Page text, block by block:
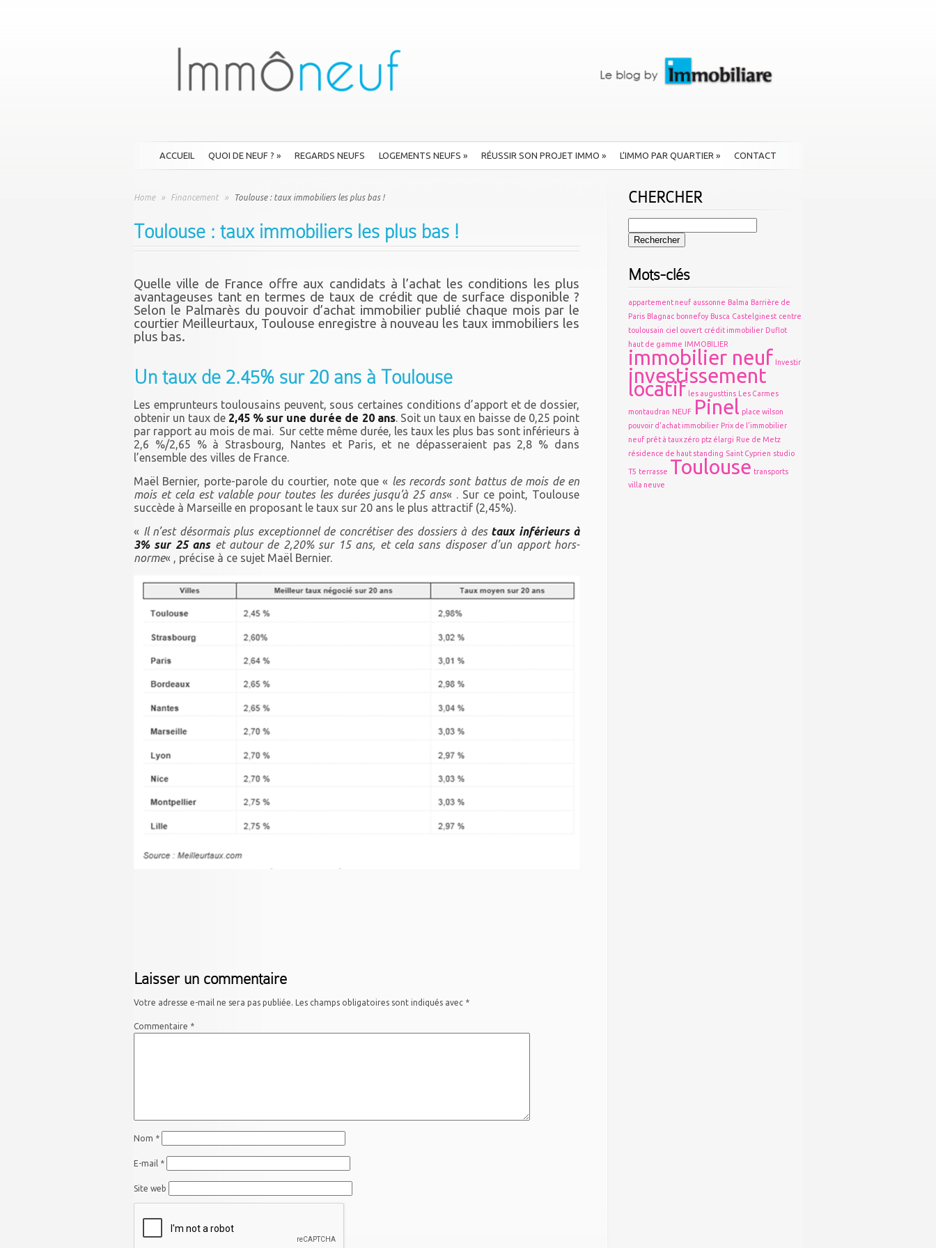
ACCUEIL QUOI DE NEUF ? » REGARDS NEUFS LOGEMENTS NEUFS » RÉUSSIR SON PROJET IMMO » L’IMMO PAR QUARTIER » CONTACT
Home » Financement » Toulouse : taux immobiliers les plus bas !
Toulouse : taux immobiliers les plus bas !
Quelle ville de France offre aux candidats à l’achat les conditions les plus
avantageuses tant en termes de taux de crédit que de surface disponible ?
Selon le Palmarès du pouvoir d’achat immobilier publié chaque mois par le
courtier Meilleurtaux, Toulouse enregistre à nouveau les taux immobiliers les
plus bas.
Un taux de 2.45% sur 20 ans à Toulouse
Les emprunteurs toulousains peuvent, sous certaines conditions d’apport et de dossier,
obtenir un taux de 2,45 % sur une durée de 20 ans. Soit un taux en baisse de 0,25 point
par rapport au mois de mai. Sur cette même durée, les taux les plus bas sont inférieurs à
2,6 %/2,65 % à Strasbourg, Nantes et Paris, et ne dépasseraient pas 2,8 % dans
l’ensemble des villes de France.
Maël Bernier, porte-parole du courtier, note que « les records sont battus de mois de en
mois et cela est valable pour toutes les durées jusqu’à 25 ans« . Sur ce point, Toulouse
succède à Marseille en proposant le taux sur 20 ans le plus attractif (2,45%).
« Il n’est désormais plus exceptionnel de concrétiser des dossiers à des taux inférieurs à
3% sur 25 anset autour de 2,20% sur 15 ans, et cela sans disposer d’un apport hors-
norme« , précise à ce sujet Maël Bernier.
Laisser un commentaire
Votre adresse e-mail ne sera pas publiée. Les champs obligatoires sont indiqués avec *
Commentaire *
Nom *
E-mail *
Site web
CHERCHER
Mots-clés
appartement neuf aussonne Balma Barrière de
Paris Blagnac bonnefoy Busca Castelginest centre
toulousain ciel ouvert crédit immobilier Duflot
haut de gamme IMMOBILIER
immobilier neuf Investir
investissement
locatif les augusttins Les Carmes
montaudran NEUF Pinel place wilson
pouvoir d'achat immobilier Prix de l'immobilier
neuf prêt à taux zéro ptz élargi Rue de Metz
résidence de haut standing Saint Cyprien studio
T5 terrasse Toulouse transports
villa neuve